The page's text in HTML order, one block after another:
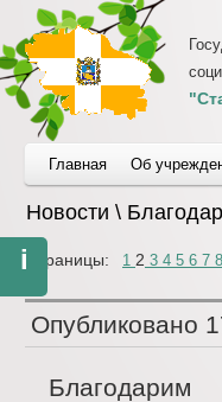
i
Главная Об
Новости \
Страницы: 1 2 3 4 5 6 7 8
Опубликовано